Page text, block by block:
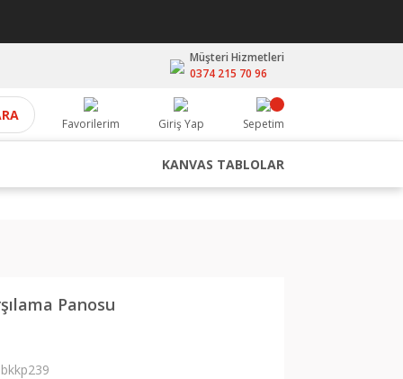
Müşteri Hizmetleri
0374 215 70 96
Favorilerim Giriş Yap Sepetim
KANVAS TABLOLAR
Panosu
bkkp239